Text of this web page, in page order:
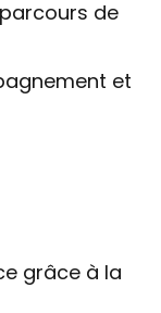
de
et
grâce à la